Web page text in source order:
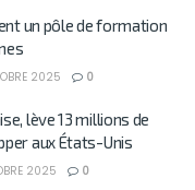
un pôle de formation
2025 0
lève 13 millions de
aux États-Unis
2025 0